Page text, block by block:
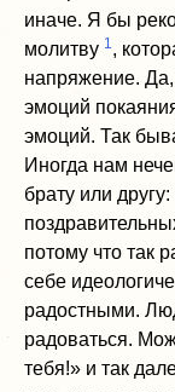
иначе. Я бы
молитву 1,
напряжение.
эмоций
эмоций. Так
Иногда нам
брату или
потому что так
себе
радостными.
радоваться.
тебя!» и так